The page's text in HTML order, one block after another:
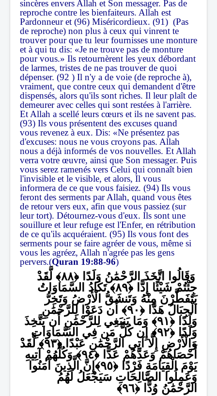
sincères envers Allah et Son messager. Pas de
reproche contre les bienfaiteurs. Allah est
Pardonneur et (96) Miséricordieux. (91) (Pas
de reproche) non plus à ceux qui vinrent te
trouver pour que tu leur fournisses une monture
et à qui tu dis: «Je ne trouve pas de monture
pour vous.» Ils retournèrent les yeux débordant
de larmes, tristes de ne pas trouver de quoi
dépenser. (92 ) Il n'y a de voie (de reproche à),
vraiment, que contre ceux qui demandent d'être
dispensés, alors qu'ils sont riches. Il leur plaît de
demeurer avec celles qui sont restées à l'arrière.
Et Allah a scellé leurs cœurs et ils ne savent pas.
(93) Ils vous présentent des excuses quand
vous revenez à eux. Dis: «Ne présentez pas
d'excuses: nous ne vous croyons pas. Allah
nous a déjà informés de vos nouvelles. Et Allah
verra votre œuvre, ainsi que Son messager. Puis
vous serez ramenés vers Celui qui connaît bien
l'invisible et le visible, et alors, Il vous
informera de ce que vous faisiez. (94) Ils vous
feront des serments par Allah, quand vous êtes
de retour vers eux, afin que vous passiez (sur
leur tort). Détournez-vous d'eux. Ils sont une
souillure et leur refuge est l'Enfer, en rétribution
de ce qu'ils acquéraient. (95) Ils vous font des
serments pour se faire agréer de vous, même si
vous les agréez, Allah n'agrée pas les gens
pervers.(Quran 19:88-96)
وَقَالُوا اتَّخَذَ الرَّحْمَٰنُ وَلَدًا لَّقَدْ
جِئْتُمْ شَيْئًا إِدًّا تَكَادُ السَّمَاوَاتُ
يَتَفَطَّرْنَ مِنْهُ وَتَنشَقُّ الْأَرْضُ وَتَخِرُّ
الْجِبَالُ هَدًّا أَن دَعَوْا لِلرَّحْمَٰنِ
وَلَدًا وَمَا يَنبَغِي لِلرَّحْمَٰنِ أَن يَتَّخِذَ
وَلَدًا إِن كُلُّ مَن فِي السَّمَاوَاتِ
وَالْأَرْضِ إِلَّا آتِي الرَّحْمَٰنِ عَبْدًا لَّقَدْ
أَحْصَاهُمْ وَعَدَّهُمْ عَدًّا وَكُلُّهُمْ آتِيهِ
يَوْمَ الْقِيَامَةِ فَرْدًا إِنَّ الَّذِينَ آمَنُوا
وَعَمِلُوا الصَّالِحَاتِ سَيَجْعَلُ لَهُمُ
الرَّحْمَٰنُ وُدًّا